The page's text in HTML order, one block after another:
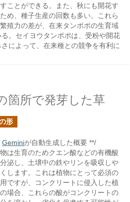
ことができる。また、秋にも開花す
め、種子生産の回数も多い。これら
殖力の差が、在来タンポポの生育域
。セイヨウタンポポは、受粉や開花
によって、在来種との競争を有利に
箇所で発芽した草
形
Geminiが自動生成した概要 **/
は生育のためクエン酸などの有機酸
泌し、土壌中の鉄やリンを吸収しや
します。これは植物にとって必須の
ですが、コンクリートに侵入した植
場合、これらの酸がコンクリートの